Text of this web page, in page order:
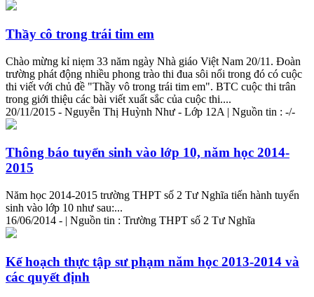
Thầy cô trong trái tim em
Chào mừng kỉ niẹm 33 năm ngày Nhà giáo Việt Nam 20/11. Đoàn
trường phát động nhiều phong trào thi đua sôi nổi trong đó có cuộc
thi viết với chủ đề "Thầy vô trong trái tim em". BTC cuộc thi trân
trong giới thiệu các bài viết xuất sắc của cuộc thi....
20/11/2015 - Nguyễn Thị Huỳnh Như - Lớp 12A | Nguồn tin : -/-
Thông báo tuyển sinh vào lớp 10, năm học 2014-
2015
Năm học 2014-2015 trường THPT số 2 Tư Nghĩa tiến hành tuyển
sinh vào lớp 10 như sau:...
16/06/2014 - | Nguồn tin : Trường THPT số 2 Tư Nghĩa
Kế hoạch thực tập sư phạm năm học 2013-2014 và
các quyết định